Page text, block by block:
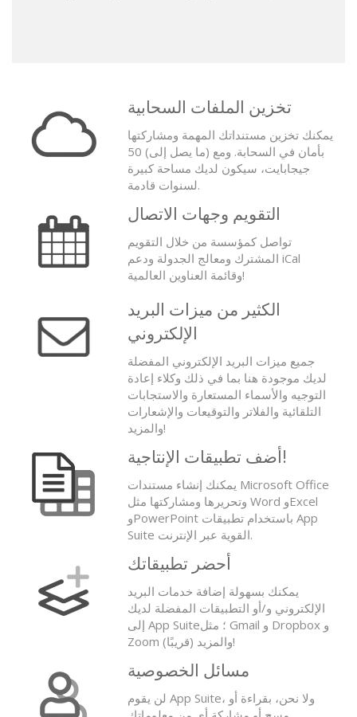
تخزين الملفات السحابية
يمكنك تخزين مستنداتك المهمة ومشاركتها
بأمان في السحابة. ومع (ما يصل إلى) 50
جيجابايت، سيكون لديك مساحة كبيرة
لسنوات قادمة.
التقويم وجهات الاتصال
تواصل كمؤسسة من خلال التقويم
المشترك ومعالج الجدولة ودعم iCal
وقائمة العناوين العالمية!
الكثير من ميزات البريد
الإلكتروني
جميع ميزات البريد الإلكتروني المفضلة
لديك موجودة هنا بما في ذلك وكلاء إعادة
التوجيه والأسماء المستعارة والاستجابات
التلقائية والفلاتر والتوقيعات والإشعارات
والمزيد!
أضف تطبيقات الإنتاجية!
يمكنك إنشاء مستندات Microsoft Office
وتحريرها ومشاركتها مثل Word وExcel
وPowerPoint باستخدام تطبيقات App
Suite القوية عبر الإنترنت.
أحضر تطبيقاتك
يمكنك بسهولة إضافة خدمات البريد
الإلكتروني و/أو التطبيقات المفضلة لديك
إلى App Suite؛ مثل Gmail و Dropbox و
Zoom (قريبًا) والمزيد!
مسائل الخصوصية
لن يقوم App Suite، ولا نحن، بقراءة أو